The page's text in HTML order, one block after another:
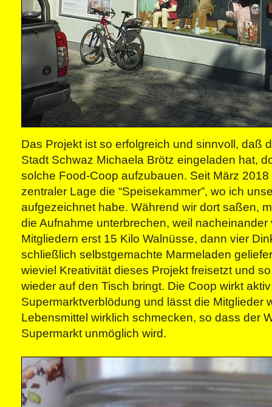
Das Projekt ist so erfolgreich und sinnvoll, daß
Stadt Schwaz Michaela Brötz eingeladen hat,
solche Food-Coop aufzubauen. Seit März 2018
zentraler Lage die “Speisekammer”, wo ich
aufgezeichnet habe. Während wir dort saßen,
die Aufnahme unterbrechen, weil
Mitgliedern erst 15 Kilo Walnüsse, dann vier
schließlich selbstgemachte Marmeladen
wieviel Kreativität dieses Projekt freisetzt und
wieder auf den Tisch bringt. Die Coop wirkt
Supermarktverblödung und lässt die Mitglieder
Lebensmittel wirklich schmecken, so dass der
Supermarkt unmöglich wird.